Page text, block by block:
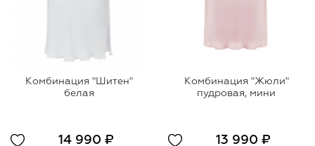
Комбинация "Шитен"
белая
14 990 ₽
Комбинация "Жюли"
пудровая, мини
13 990 ₽